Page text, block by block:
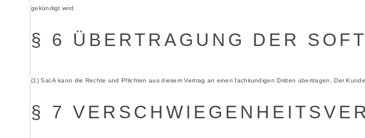
gekündigt wird.
§ 6 ÜBERTRAGUNG DER
(1) Sal.A kann die Rechte und Pflichten aus diesem Vertrag an einen fachkundigen Dritten übertragen. Der
§ 7